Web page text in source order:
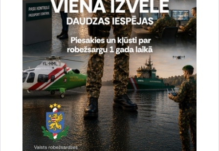
Ziedu nolikšana II Meža kapos un pie
Brīvības pieminekļa
Valsts robežsardzes priekšnieka vietnieks noliks ziedus
II Meža kapos un pie Brīvības pieminekļa par godu
1991. gada…
Atceres pasākums
Datums
5. februāris, 2021
Laiks